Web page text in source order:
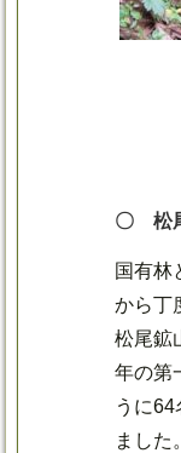
〇 松
国有林
から丁
松尾鉱
年の第
うに
ました